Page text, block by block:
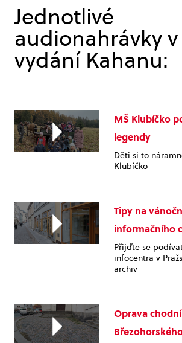
Jednotlivé
audionahrávky
vydání Kahanu:
MŠ Klubíčko
legendy
Děti si to
Klubíčko
Tipy na
informačního
Přijďte se
infocentra v
archiv
Oprava